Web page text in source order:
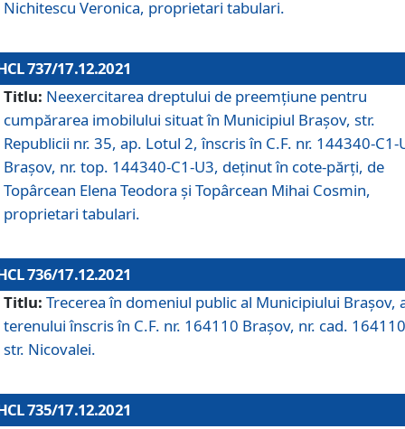
Nichitescu Veronica, proprietari tabulari.
737/17.12.2021
Titlu: Neexercitarea dreptului de preemţiune pentru
cumpărarea imobilului situat în Municipiul Braşov, str.
Republicii nr. 35, ap. Lotul 2, înscris în C.F. nr. 144340-C1-
Brașov, nr. top. 144340-C1-U3, deținut în cote-părți, de
Topârcean Elena Teodora și Topârcean Mihai Cosmin,
proprietari tabulari.
736/17.12.2021
Titlu: Trecerea în domeniul public al Municipiului Braşov,
terenului înscris în C.F. nr. 164110 Brașov, nr. cad.
str. Nicovalei.
735/17.12.2021